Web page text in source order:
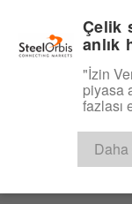
Çelik
anlık
"İzin
piyasa
fazlası